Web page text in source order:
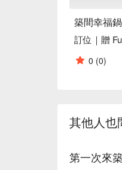
築間幸福
訂位｜贈
0 (0)
其他人也
第一次來